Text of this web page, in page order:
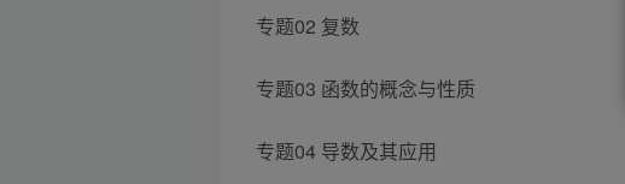
专题02 复数
专题03 函数的概念与性质
专题04 导数及其应用